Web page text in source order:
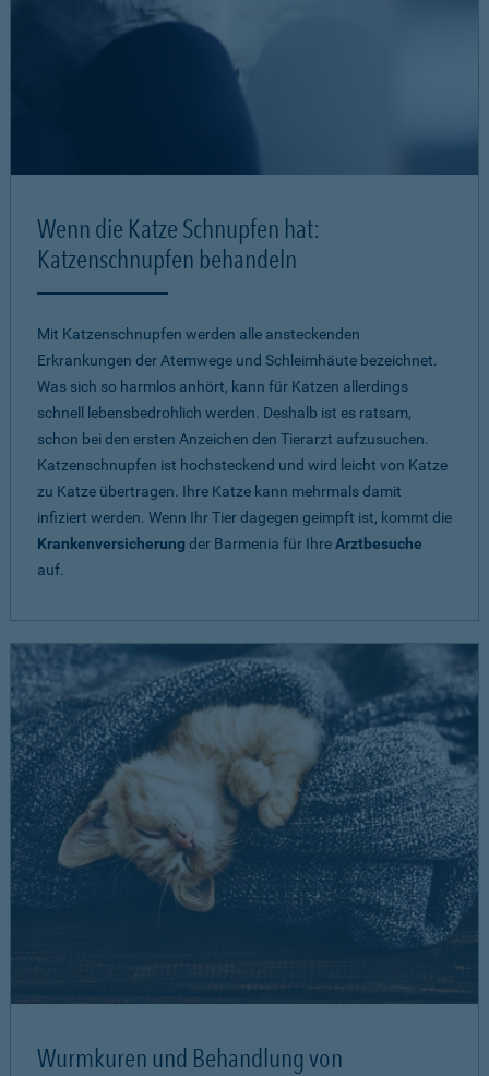
Wenn die Katze Schnupfen hat:
Katzenschnupfen behandeln
Mit Katzenschnupfen werden alle ansteckenden
Erkrankungen der Atemwege und Schleimhäute bezeichnet.
Was sich so harmlos anhört, kann für Katzen allerdings
schnell lebensbedrohlich werden. Deshalb ist es ratsam,
schon bei den ersten Anzeichen den Tierarzt aufzusuchen.
Katzenschnupfen ist hochsteckend und wird leicht von Katze
zu Katze übertragen. Ihre Katze kann mehrmals damit
infiziert werden. Wenn Ihr Tier dagegen geimpft ist, kommt die
Krankenversicherung der Barmenia für IhreArztbesuche
auf.
Wurmkuren und Behandlung von